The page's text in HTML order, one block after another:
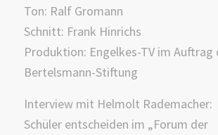
Ton: Ralf Gromann
Schnitt: Frank Hinrichs
Produktion: Engelkes-TV im Auftrag
Bertelsmann-Stiftung
Interview mit Helmolt Rademacher:
Schüler entscheiden im „Forum der